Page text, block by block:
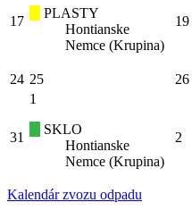
17
PLASTY
Hontianske
Nemce (Krupina)
19
24 25 26
31
1
SKLO
Hontianske
Nemce (Krupina)
2
Kalendár zvozu odpadu